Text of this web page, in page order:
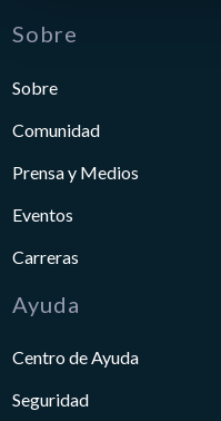
Sobre
Sobre
Comunidad
Prensa y Medios
Eventos
Carreras
Ayuda
Centro de Ayuda
Seguridad